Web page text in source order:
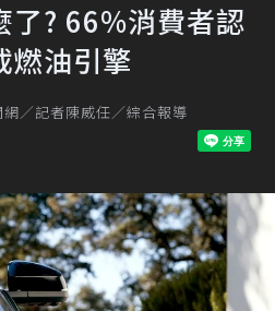
了? 66%消費者認
燃油引擎
／記者陳威任／綜合報導